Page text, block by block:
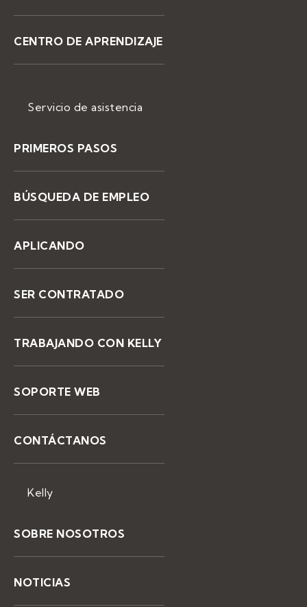
CENTRO DE APRENDIZAJE
Servicio de asistencia
PRIMEROS PASOS
BÚSQUEDA DE EMPLEO
APLICANDO
SER CONTRATADO
TRABAJANDO CON KELLY
SOPORTE WEB
CONTÁCTANOS
Kelly
SOBRE NOSOTROS
NOTICIAS